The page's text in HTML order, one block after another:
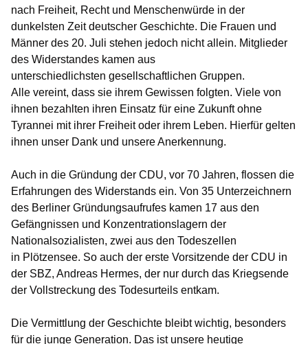
nach Freiheit, Recht und Menschenwürde in der
dunkelsten Zeit deutscher Geschichte. Die Frauen und
Männer des 20. Juli stehen jedoch nicht allein. Mitglieder
des Widerstandes kamen aus
unterschiedlichsten gesellschaftlichen Gruppen.
Alle vereint, dass sie ihrem Gewissen folgten. Viele von
ihnen bezahlten ihren Einsatz für eine Zukunft ohne
Tyrannei mit ihrer Freiheit oder ihrem Leben. Hierfür gelten
ihnen unser Dank und unsere Anerkennung.
Auch in die Gründung der CDU, vor 70 Jahren, flossen die
Erfahrungen des Widerstands ein. Von 35 Unterzeichnern
des Berliner Gründungsaufrufes kamen 17 aus den
Gefängnissen und Konzentrationslagern der
Nationalsozialisten, zwei aus den Todeszellen
in Plötzensee. So auch der erste Vorsitzende der CDU in
der SBZ, Andreas Hermes, der nur durch das Kriegsende
der Vollstreckung des Todesurteils entkam.
Die Vermittlung der Geschichte bleibt wichtig, besonders
für die junge Generation. Das ist unsere heutige